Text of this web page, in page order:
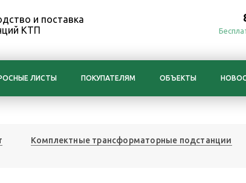
и поставка
КТП
ЛИСТЫ ПОКУПАТЕЛЯМ ОБЪЕКТЫ
Комплектные трансформаторные подстанции